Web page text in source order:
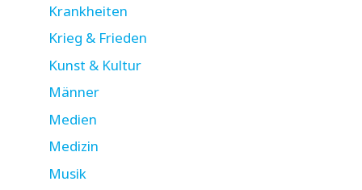
Krankheiten
Krieg & Frieden
Kunst & Kultur
Männer
Medien
Medizin
Musik